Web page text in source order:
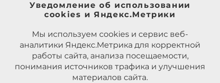
Уведомление об использовании
cookies и Яндекс.Метрики
Мы используем cookies и сервис веб-
аналитики Яндекс.Метрика для корректной
работы сайта, анализа посещаемости,
понимания источников трафика и улучшения
материалов сайта.